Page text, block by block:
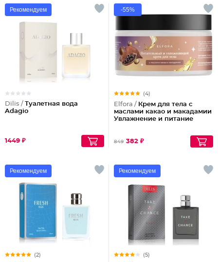
Рекомендуем
Dilis / Туалетная вода
Adagio
1449 ₽
-55%
(4)
Elfora / Крем для тела с
маслами какао и макадамии
Увлажнение и питание
849 382 ₽
Рекомендуем
(2)
Рекомендуем
(5)